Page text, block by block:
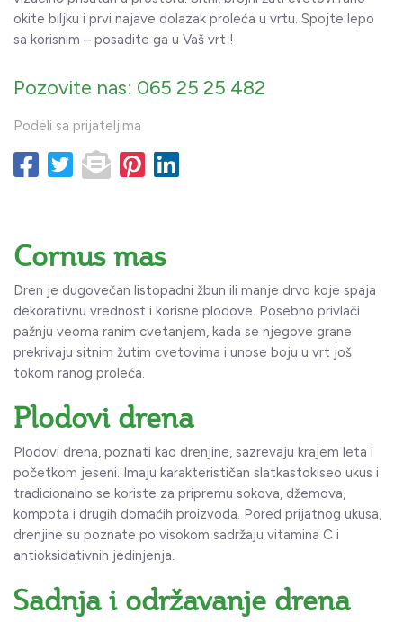
okite biljku i prvi najave dolazak proleća u vrtu. Spojte lepo
sa korisnim – posadite ga u Vaš vrt !
Pozovite nas: 065 25 25 482
Podeli sa prijateljima
Cornus mas
Dren je dugovečan listopadni žbun ili manje drvo koje spaja
dekorativnu vrednost i korisne plodove. Posebno privlači
pažnju veoma ranim cvetanjem, kada se njegove grane
prekrivaju sitnim žutim cvetovima i unose boju u vrt još
tokom ranog proleća.
Plodovi drena
Plodovi drena, poznati kao drenjine, sazrevaju krajem leta i
početkom jeseni. Imaju karakterističan slatkastokiseo ukus i
tradicionalno se koriste za pripremu sokova, džemova,
kompota i drugih domaćih proizvoda. Pored prijatnog ukusa,
drenjine su poznate po visokom sadržaju vitamina C i
antioksidativnih jedinjenja.
Sadnja i održavanje drena